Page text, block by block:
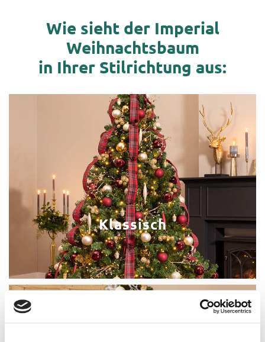
Wie sieht der Imperial
Weihnachtsbaum
in Ihrer Stilrichtung aus:
Klassisch